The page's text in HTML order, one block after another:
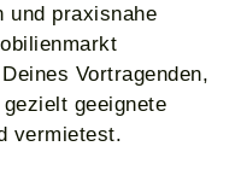
und praxisnahe
Vortragenden,
geeignete
vermietest.